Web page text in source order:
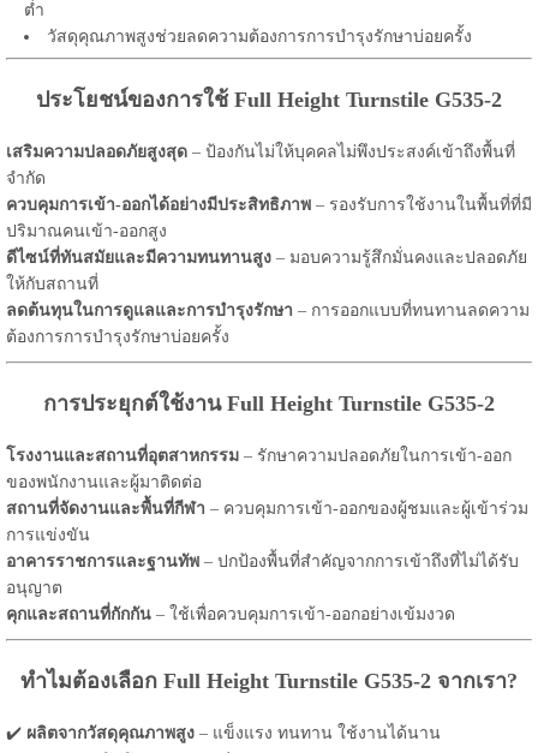
ต่ำ
วัสดุคุณภาพสูงช่วยลดความต้องการการบำรุงรักษาบ่อยครั้ง
ประโยชน์ของการใช้ Full Height Turnstile G535-2
เสริมความปลอดภัยสูงสุด– ป้องกันไม่ให้บุคคลไม่พึงประสงค์เข้าถึงพื้นที่
จำกัด
ควบคุมการเข้า-ออกได้อย่างมีประสิทธิภาพ– รองรับการใช้งานในพื้นที่ที่มี
ปริมาณคนเข้า-ออกสูง
ดีไซน์ที่ทันสมัยและมีความทนทานสูง– มอบความรู้สึกมั่นคงและปลอดภัย
ให้กับสถานที่
ลดต้นทุนในการดูแลและการบำรุงรักษา – การออกแบบที่ทนทานลดความ
ต้องการการบำรุงรักษาบ่อยครั้ง
การประยุกต์ใช้งาน Full Height Turnstile G535-2
โรงงานและสถานที่อุตสาหกรรม– รักษาความปลอดภัยในการเข้า-ออก
ของพนักงานและผู้มาติดต่อ
สถานที่จัดงานและพื้นที่กีฬา – ควบคุมการเข้า-ออกของผู้ชมและผู้เข้าร่วม
การแข่งขัน
อาคารราชการและฐานทัพ– ปกป้องพื้นที่สำคัญจากการเข้าถึงที่ไม่ได้รับ
อนุญาต
คุกและสถานที่กักกัน– ใช้เพื่อควบคุมการเข้า-ออกอย่างเข้มงวด
ทำไมต้องเลือก Full Height Turnstile G535-2 จากเรา?
✔️ ผลิตจากวัสดุคุณภาพสูง– แข็งแรง ทนทาน ใช้งานได้นาน